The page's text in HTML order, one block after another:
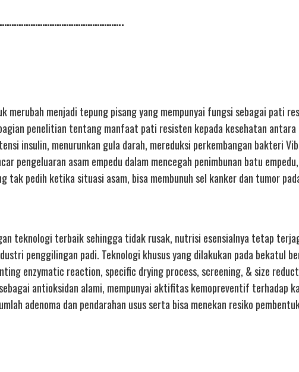
merubah menjadi tepung pisang yang mempunyai fungsi sebagai pati
penelitian tentang manfaat pati resisten kepada kesehatan antara
insulin, menurunkan gula darah, mereduksi perkembangan bakteri
pengeluaran asam empedu dalam mencegah penimbunan batu empedu,
tak pedih ketika situasi asam, bisa membunuh sel kanker dan tumor
teknologi terbaik sehingga tidak rusak, nutrisi esensialnya tetap
penggilingan padi. Teknologi khusus yang dilakukan pada bekatul
enzymatic reaction, specific drying process, screening, & size
antioksidan alami, mempunyai aktifitas kemopreventif terhadap
adenoma dan pendarahan usus serta bisa menekan resiko